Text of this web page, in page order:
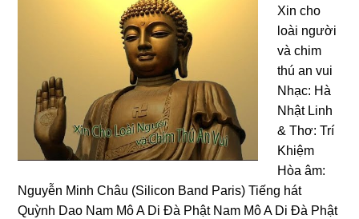
Xin cho
loài người
và chim
thú an vui
Nhạc: Hà
Nhật Linh
& Thơ: Trí
Khiệm
Hòa âm:
Nguyễn Minh Châu (Silicon Band Paris) Tiếng hát
Quỳnh Dao Nam Mô A Di Đà Phật Nam Mô A Di Đà Phật